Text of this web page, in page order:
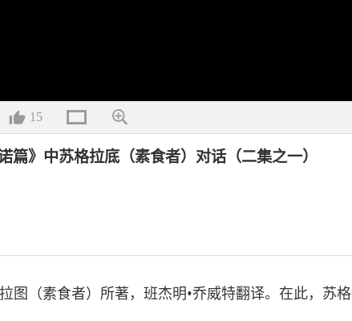
15
》中苏格拉底（素食者）对话（二集之一）
图（素食者）所著，班杰明•乔威特翻译。在此，苏格